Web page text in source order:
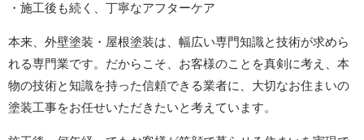
・施工後も続く、丁寧なアフターケア
本来、外壁塗装・屋根塗装は、幅広い専門知識と技術が求めら
れる専門業です。だからこそ、お客様のことを真剣に考え、本
物の技術と知識を持った信頼できる業者に、大切なお住まいの
塗装工事をお任せいただきたいと考えています。